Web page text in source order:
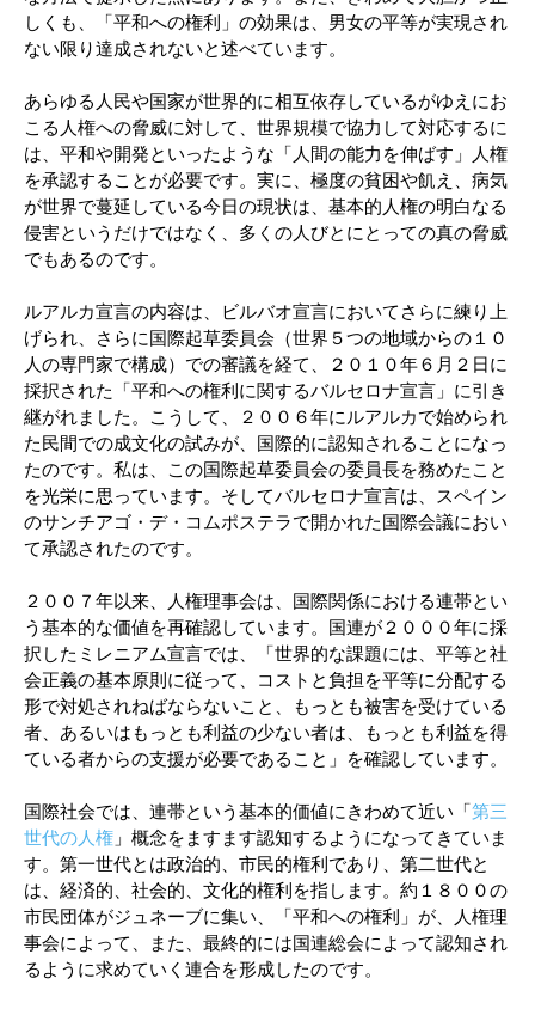
しくも、「平和への権利」の効果は、男女の平等が実現され
ない限り達成されないと述べています。
あらゆる人民や国家が世界的に相互依存しているがゆえにお
こる人権への脅威に対して、世界規模で協力して対応するに
は、平和や開発といったような「人間の能力を伸ばす」人権
を承認することが必要です。実に、極度の貧困や飢え、病気
が世界で蔓延している今日の現状は、基本的人権の明白なる
侵害というだけではなく、多くの人びとにとっての真の脅威
でもあるのです。
ルアルカ宣言の内容は、ビルバオ宣言においてさらに練り上
げられ、さらに国際起草委員会（世界５つの地域からの１０
人の専門家で構成）での審議を経て、２０１０年６月２日に
採択された「平和への権利に関するバルセロナ宣言」に引き
継がれました。こうして、２００６年にルアルカで始められ
た民間での成文化の試みが、国際的に認知されることになっ
たのです。私は、この国際起草委員会の委員長を務めたこと
を光栄に思っています。そしてバルセロナ宣言は、スペイン
のサンチアゴ・デ・コムポステラで開かれた国際会議におい
て承認されたのです。
２００７年以来、人権理事会は、国際関係における連帯とい
う基本的な価値を再確認しています。国連が２０００年に採
択したミレニアム宣言では、「世界的な課題には、平等と社
会正義の基本原則に従って、コストと負担を平等に分配する
形で対処されねばならないこと、もっとも被害を受けている
者、あるいはもっとも利益の少ない者は、もっとも利益を得
ている者からの支援が必要であること」を確認しています。
国際社会では、連帯という基本的価値にきわめて近い「 第三
世代の人権 」概念をますます認知するようになってきていま
す。第一世代とは政治的、市民的権利であり、第二世代と
は、経済的、社会的、文化的権利を指します。約１８００の
市民団体がジュネーブに集い、「平和への権利」が、人権理
事会によって、また、最終的には国連総会によって認知され
るように求めていく連合を形成したのです。